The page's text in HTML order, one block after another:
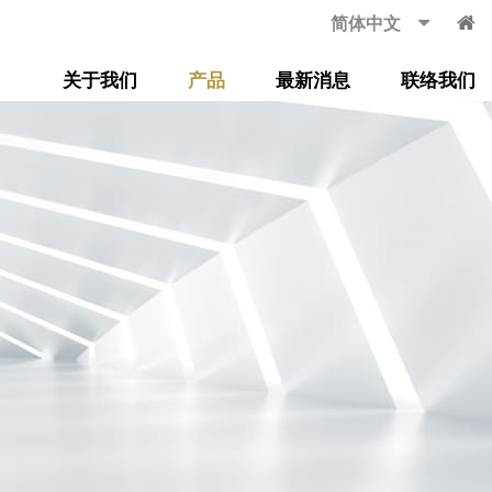
简体中文
关于我们 产品 最新消息 联络我们